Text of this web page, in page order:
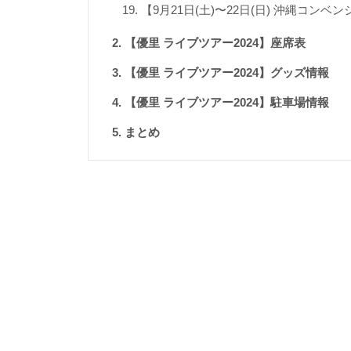
【9月21日(土)〜22日(日) 沖縄コンベン
【優里 ライブツアー2024】座席表
【優里 ライブツアー2024】グッズ情報
【優里 ライブツアー2024】駐車場情報
まとめ